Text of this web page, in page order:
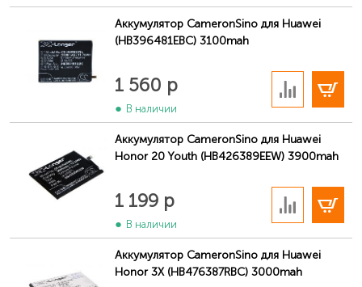
наподобие: «MHA-L29»).
Найти название на крышке
Название модели размещается либо в левой нижней
части крышки вертикальным расположением вдоль
Аккумулятор CameronSino для Huawei
(HB396481EBC) 3100mah
1 560 р
В наличии
Аккумулятор CameronSino для Huawei
Honor 20 Youth (HB426389EEW) 3900mah
1 199 р
В наличии
Аккумулятор CameronSino для Huawei
Honor 3X (HB476387RBC) 3000mah